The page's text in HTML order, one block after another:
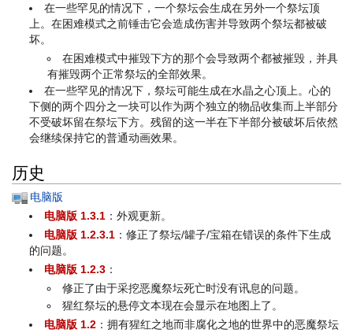
在一些罕见的情况下，一个祭坛会生成在另外一个祭坛顶
上。在困难模式之前锤击它会造成伤害并导致两个祭坛都被破
坏。
在困难模式中摧毁下方的那个会导致两个都被摧毁，并具
有摧毁两个正常祭坛的全部效果。
在一些罕见的情况下，祭坛可能生成在水晶之心顶上。心的
下侧的两个四分之一块可以作为两个独立的物品收集而上半部分
不受破坏留在祭坛下方。残留的这一半在下半部分被破坏后依然
会继续保持它的普通动画效果。
历史
电脑版
电脑版 1.3.1 ：外观更新。
电脑版 1.2.3.1 ：修正了祭坛/罐子/宝箱在错误的条件下生成
的问题。
电脑版 1.2.3 ：
修正了由于采挖恶魔祭坛死亡时没有讯息的问题。
猩红祭坛的悬停文本现在会显示在地图上了。
电脑版 1.2 ：拥有猩红之地而非腐化之地的世界中的恶魔祭坛